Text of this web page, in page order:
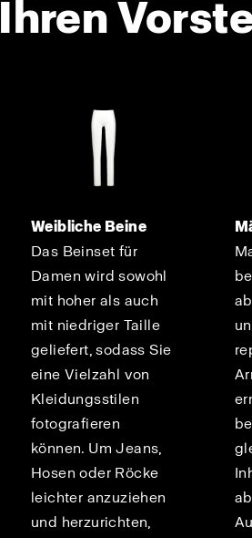
Ihren
Weibliche Beine
Das Beinset für
Damen wird sowohl
mit hoher als auch
mit niedriger Taille
geliefert, sodass Sie
eine Vielzahl von
Kleidungsstilen
fotografieren
können. Um Jeans,
Hosen oder Röcke
leichter anzuziehen
und herzurichten,